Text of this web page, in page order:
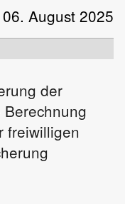
August 2025
der
freiwilligen